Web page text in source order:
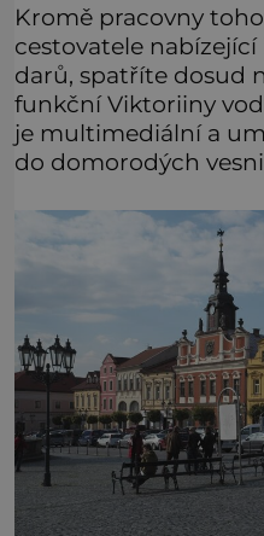
Kromě pracovny
cestovatele
darů, spatříte dosud
funkční Viktoriiny
je multimediální a
do domorodých